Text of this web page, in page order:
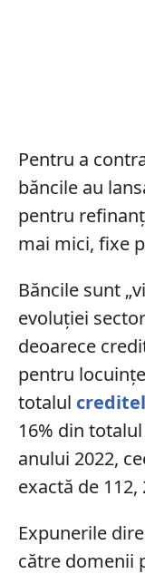
Pentru a
băncile au
pentru
mai mici, fixe
Băncile sunt
evoluției
deoarece
pentru
totalul
16% din
anului 2022,
exactă de
Expunerile
către domenii